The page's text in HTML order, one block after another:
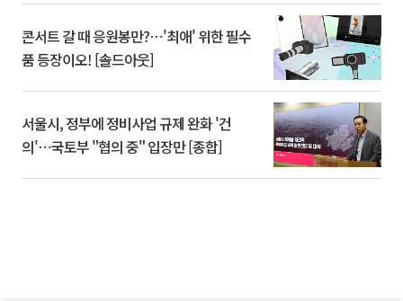
콘서트 갈 때 응원봉만?⋯'최애' 위한 필수
품 등장이오! [솔드아웃]
서울시, 정부에 정비사업 규제 완화 '건
의'⋯국토부 "협의 중" 입장만 [종합]